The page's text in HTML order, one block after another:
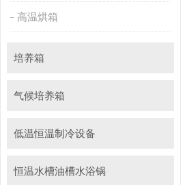
高温烘箱
培养箱
气候培养箱
低温恒温制冷设备
恒温水槽油槽水浴锅